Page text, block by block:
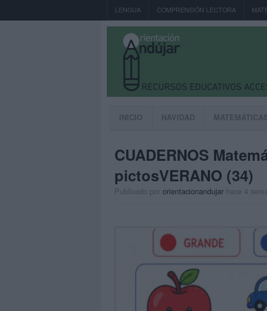
LENGUA COMPRENSIÓN LECTORA
INICIO NAVIDAD
CUADERNOS
pictosVERANO (34)
Publicado por orientacionandujar hace 4